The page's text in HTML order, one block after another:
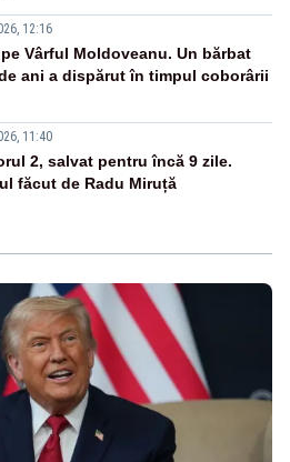
12:16
Vârful Moldoveanu. Un bărbat
ani a dispărut în timpul coborârii
11:40
2, salvat pentru încă 9 zile.
făcut de Radu Miruță